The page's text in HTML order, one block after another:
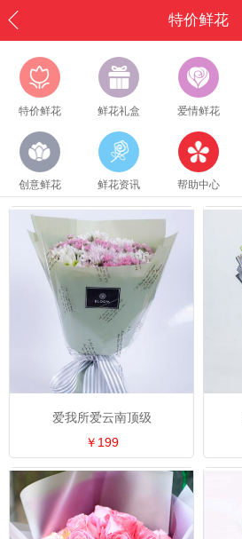
特价鲜花
特价鲜花 鲜花礼盒 爱情鲜花
创意鲜花 鲜花资讯 帮助中心
爱我所爱云南顶级
￥199